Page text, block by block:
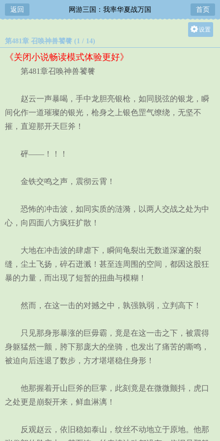
返回 网游三国：我率华夏战万国 首页
设置
第481章 召唤神兽饕餮 (1 / 14)
《关闭小说畅读模式体验更好》
第481章召唤神兽饕餮
赵云一声暴喝，手中龙胆亮银枪，如同脱弦的银龙，瞬
间化作一道璀璨的银光，枪身之上银色罡气缭绕，无坚不
摧，直迎那开天巨斧！
砰——！！！
金铁交鸣之声，震彻云霄！
恐怖的冲击波，如同实质的涟漪，以两人交战之处为中
心，向四面八方疯狂扩散！
大地在冲击波的肆虐下，瞬间龟裂出无数道深邃的裂
缝，尘土飞扬，碎石迸溅！甚至连周围的空间，都因这股狂
暴的力量，而出现了短暂的扭曲与模糊！
然而，在这一击的对撼之中，孰强孰弱，立判高下！
只见那身形暴涨的巨毋霸，竟是在这一击之下，被震得
身躯猛然一颤，胯下那庞大的坐骑，也发出了痛苦的嘶鸣，
被迫向后连退了数步，方才堪堪稳住身形！
他那握着开山巨斧的巨掌，此刻竟是在微微颤抖，虎口
之处更是崩裂开来，鲜血淋漓！
反观赵云，依旧稳如泰山，纹丝不动地立于原地。他那